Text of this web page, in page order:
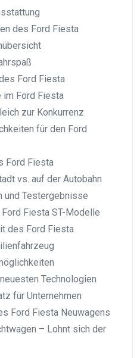
des Ford Fiesta
Ford Fiesta
Ford Fiesta
zur Konkurrenz
für den Ford
Ford Fiesta
vs. auf der Autobahn
und Testergebnisse
Fiesta ST-Modelle
des Ford Fiesta
Technologien
für Unternehmen
Ford Fiesta Neuwagens
– Lohnt sich der